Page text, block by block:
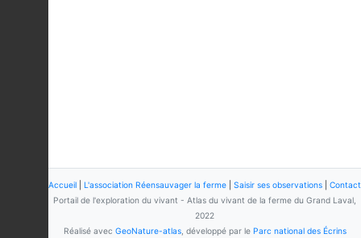
Accueil L'association Réensauvager la ferme Saisir ses observations
Contact
Portail de l'exploration du vivant - Atlas du vivant de la ferme du Grand Laval,
2022
Réalisé avec GeoNature-atlas, développé par le Parc national des Écrins